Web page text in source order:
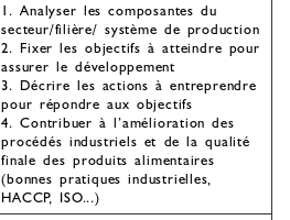
1. Analyser les composantes du
secteur/filière/ système de production
2. Fixer les objectifs à atteindre pour
assurer le développement
3. Décrire les actions à entreprendre
pour répondre aux objectifs
4. Contribuer à l’amélioration des
procédés industriels et de la qualité
finale des produits alimentaires
(bonnes pratiques industrielles,
HACCP, ISO...)